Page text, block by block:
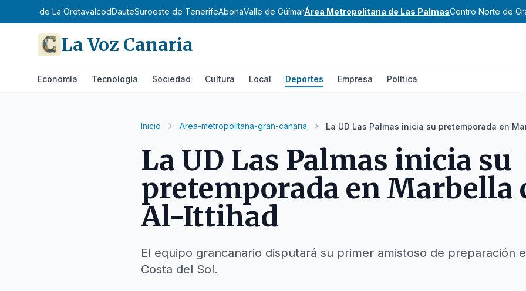
Valle de La OrotavaIcodDauteSuroeste de TenerifeAbonaValle de GüímarÁrea Metropolitana de Las PalmasCentro Norte de
La Voz Canaria
Economía Tecnología Sociedad Cultura Local Deportes Empresa Política
Inicio Area-metropolitana-gran-canaria La UD Las Palmas inicia su pretemporada en
La UD Las Palmas inicia su
pretemporada en Marbella
Al-Ittihad
El equipo grancanario disputará su primer amistoso de preparación
Costa del Sol.